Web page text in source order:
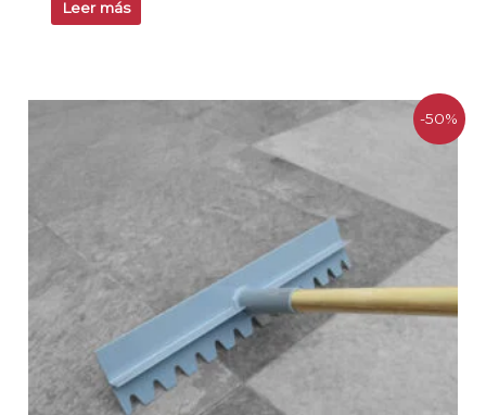
Leer más
-50%
$33.995.